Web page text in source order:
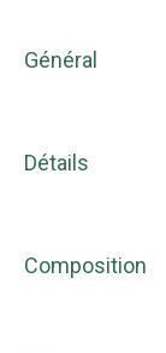
Général
Détails
Composition